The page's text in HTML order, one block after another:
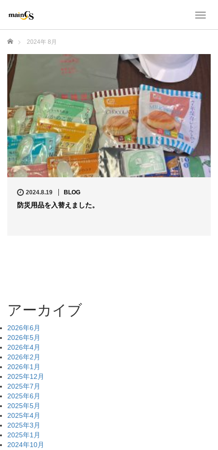
T
l
v
i
g
n
ホーム 2024年 8月
2024.8.19 BLOG
防災用品を入替えました。
アーカイブ
2026年6月
2026年5月
2026年4月
2026年2月
2026年1月
2025年12月
2025年7月
2025年6月
2025年5月
2025年4月
2025年3月
2025年1月
2024年10月